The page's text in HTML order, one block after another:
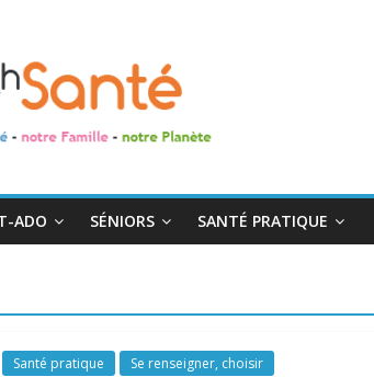
ADO SÉNIORS SANTÉ PRATIQUE
Santé pratique Se renseigner, choisir